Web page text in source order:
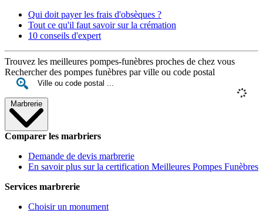
Qui doit payer les frais d'obsèques ?
Tout ce qu'il faut savoir sur la crémation
10 conseils d'expert
Trouvez les meilleures pompes-funèbres proches de chez vous
Rechercher des pompes funèbres par ville ou code postal
Marbrerie
Comparer les marbriers
Demande de devis marbrerie
En savoir plus sur la certification Meilleures Pompes Funèbres
Services marbrerie
Choisir un monument